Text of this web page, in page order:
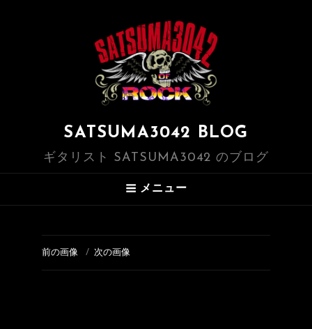
SATSUMA3042 BLOG
ギタリスト SATSUMA3042 のブログ
メニュー
前の画像 次の画像